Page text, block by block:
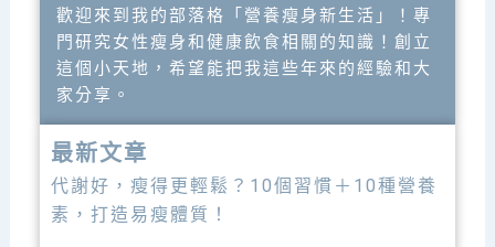
歡迎來到我的部落格「營養瘦身新生活」！專
門研究女性瘦身和健康飲食相關的知識！創立
這個小天地，希望能把我這些年來的經驗和大
家分享。
最新文章
代謝好，瘦得更輕鬆？10個習慣＋10種營養
素，打造易瘦體質！